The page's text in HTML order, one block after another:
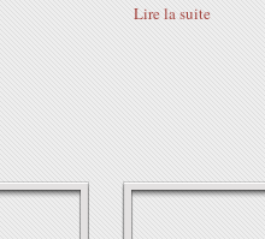
Lire la suite